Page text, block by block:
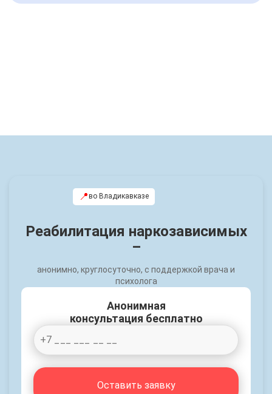
📍во Владикавказе
Реабилитация наркозависимых
–
анонимно, круглосуточно, с поддержкой врача и
психолога
Анонимная
консультация бесплатно
Оставить заявку